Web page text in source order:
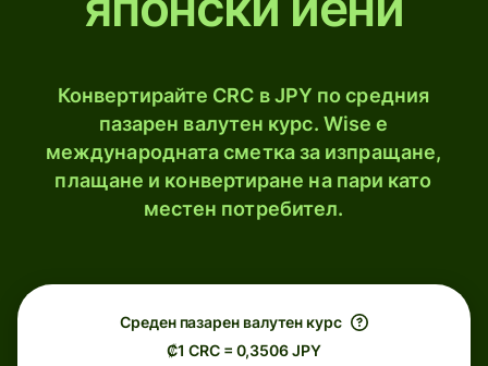
Конвертирайте CRC в JPY по средния
пазарен валутен курс. Wise е
международната сметка за изпращане,
плащане и конвертиране на пари като
местен потребител.
Среден пазарен валутен курс
₡1 CRC = 0,3506 JPY